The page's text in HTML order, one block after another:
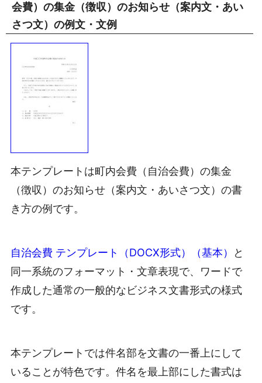
会費）の集金（徴収）のお知らせ（案内文・あい
さつ文）の例文・文例
本テンプレートは町内会費（自治会費）の集金
（徴収）のお知らせ（案内文・あいさつ文）の書
き方の例です。
自治会費 テンプレート（DOCX形式）（基本）
と
同一系統のフォーマット・文章表現で、ワードで
作成した通常の一般的なビジネス文書形式の様式
です。
本テンプレートでは件名部を文書の一番上にして
いることが特色です。件名を最上部にした書式は